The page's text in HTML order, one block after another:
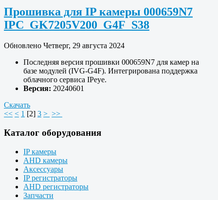
Прошивка для IP камеры 000659N7
IPC_GK7205V200_G4F_S38
Обновлено Четверг, 29 августа 2024
Последняя версия прошивки 000659N7 для камер на
базе модулей (IVG-G4F). Интегрирована поддержка
облачного сервиса IPeye.
Версия: 20240601
Скачать
<< < 1 [2] 3 > >>
Каталог оборудования
IP камеры
AHD камеры
Аксессуары
IP регистраторы
AHD регистраторы
Запчасти